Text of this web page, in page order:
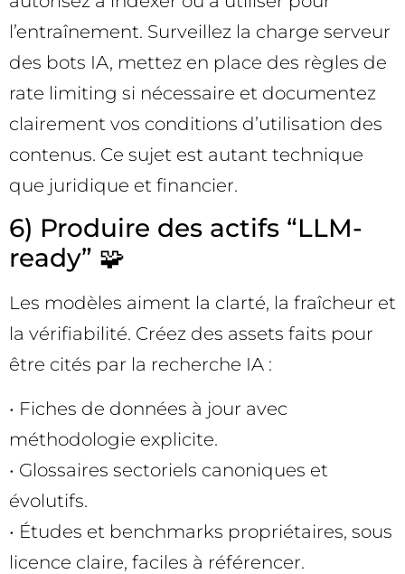
l’entraînement. Surveillez la charge serveur
des bots IA, mettez en place des règles de
rate limiting si nécessaire et documentez
clairement vos conditions d’utilisation des
contenus. Ce sujet est autant technique
que juridique et financier.
6) Produire des actifs “LLM-
ready” 🧩
Les modèles aiment la clarté, la fraîcheur et
la vérifiabilité. Créez des assets faits pour
être cités par la recherche IA :
• Fiches de données à jour avec
méthodologie explicite.
• Glossaires sectoriels canoniques et
évolutifs.
• Études et benchmarks propriétaires, sous
licence claire, faciles à référencer.